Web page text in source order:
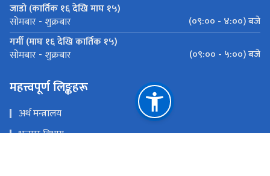
जाडो (कार्तिक १६ देखि माघ १५)
सोमबार - शुक्रबार
(०९:०० - ४:००) बजे
गर्मी (माघ १६ देखि कार्तिक १५)
सोमबार - शुक्रबार (०९:०० - ५:००) बजे
महत्त्वपूर्ण लिङ्कहरू
अर्थ मन्त्रालय
भन्सार विभाग